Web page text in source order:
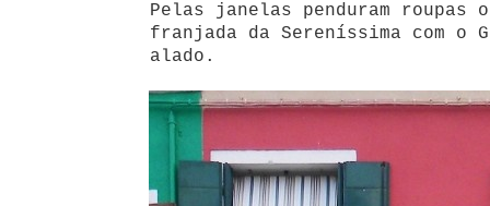
Pelas janelas penduram roupas
franjada da Sereníssima com o
alado.